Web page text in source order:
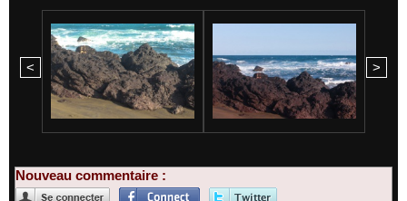
< >
Nouveau commentaire :